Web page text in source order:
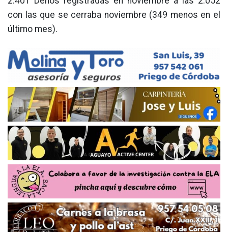
con las que se cerraba noviembre (349 menos en el
último mes).